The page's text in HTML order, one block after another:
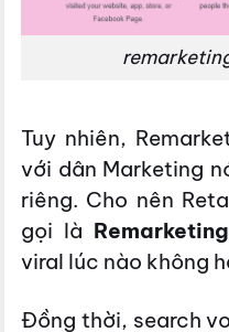
Tuy nhiên,
với dân Marketing
riêng. Cho nên
gọi là
viral lúc nào không
Đồng thời, search